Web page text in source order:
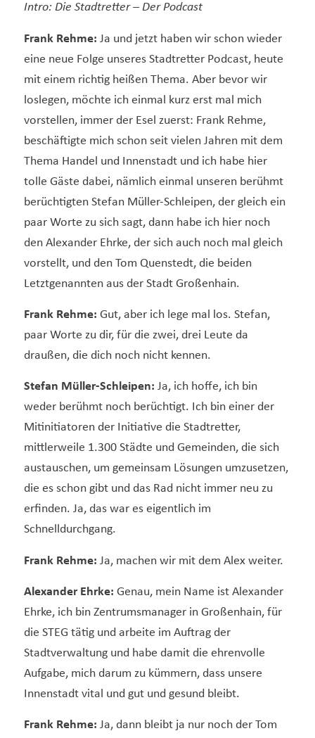
Intro: Die Stadtretter – Der Podcast
Frank Rehme: Ja und jetzt haben wir schon wieder
eine neue Folge unseres Stadtretter Podcast, heute
mit einem richtig heißen Thema. Aber bevor wir
loslegen, möchte ich einmal kurz erst mal mich
vorstellen, immer der Esel zuerst: Frank Rehme,
beschäftigte mich schon seit vielen Jahren mit dem
Thema Handel und Innenstadt und ich habe hier
tolle Gäste dabei, nämlich einmal unseren berühmt
berüchtigten Stefan Müller-Schleipen, der gleich ein
paar Worte zu sich sagt, dann habe ich hier noch
den Alexander Ehrke, der sich auch noch mal gleich
vorstellt, und den Tom Quenstedt, die beiden
Letztgenannten aus der Stadt Großenhain.
Frank Rehme: Gut, aber ich lege mal los. Stefan,
paar Worte zu dir, für die zwei, drei Leute da
draußen, die dich noch nicht kennen.
Stefan Müller-Schleipen: Ja, ich hoffe, ich bin
weder berühmt noch berüchtigt. Ich bin einer der
Mitinitiatoren der Initiative die Stadtretter,
mittlerweile 1.300 Städte und Gemeinden, die sich
austauschen, um gemeinsam Lösungen umzusetzen,
die es schon gibt und das Rad nicht immer neu zu
erfinden. Ja, das war es eigentlich im
Schnelldurchgang.
Frank Rehme: Ja, machen wir mit dem Alex weiter.
Alexander Ehrke: Genau, mein Name ist Alexander
Ehrke, ich bin Zentrumsmanager in Großenhain, für
die STEG tätig und arbeite im Auftrag der
Stadtverwaltung und habe damit die ehrenvolle
Aufgabe, mich darum zu kümmern, dass unsere
Innenstadt vital und gut und gesund bleibt.
Frank Rehme: Ja, dann bleibt ja nur noch der Tom